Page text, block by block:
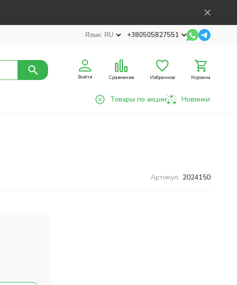
Язык: RU +380505827551
Войти Сравнение Избранное Корзина
Товары по акции Новинки
Артикул: 2024150